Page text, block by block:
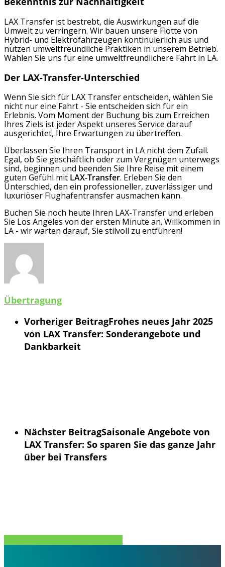
LAX Transfer ist bestrebt, die Auswirkungen auf die
Umwelt zu verringern. Wir bauen unsere Flotte von
Hybrid- und Elektrofahrzeugen kontinuierlich aus und
nutzen umweltfreundliche Praktiken in unserem Betrieb.
Wählen Sie uns für eine umweltfreundlichere Fahrt in LA.
Der LAX-Transfer-Unterschied
Wenn Sie sich für LAX Transfer entscheiden, wählen Sie
nicht nur eine Fahrt - Sie entscheiden sich für ein
Erlebnis. Vom Moment der Buchung bis zum Erreichen
Ihres Ziels ist jeder Aspekt unseres Service darauf
ausgerichtet, Ihre Erwartungen zu übertreffen.
Überlassen Sie Ihren Transport in LA nicht dem Zufall.
Egal, ob Sie geschäftlich oder zum Vergnügen unterwegs
sind, beginnen und beenden Sie Ihre Reise mit einem
guten Gefühl mit LAX-Transfer. Erleben Sie den
Unterschied, den ein professioneller, zuverlässiger und
luxuriöser Flughafentransfer ausmachen kann.
Buchen Sie noch heute Ihren LAX-Transfer und erleben
Sie Los Angeles von der ersten Minute an. Willkommen in
LA - wir warten darauf, Sie stilvoll zu entführen!
Übertragung
Vorheriger BeitragFrohes neues Jahr 2025
von LAX Transfer: Sonderangebote und
Dankbarkeit
Nächster BeitragSaisonale Angebote von
LAX Transfer: So sparen Sie das ganze Jahr
über bei Transfers